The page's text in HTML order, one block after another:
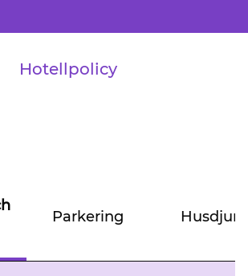
Hotellpolicy
Parkering Husdjur